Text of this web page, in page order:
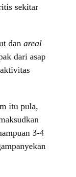
sekitar
dan areal
dari asap
itu pula,
3-4